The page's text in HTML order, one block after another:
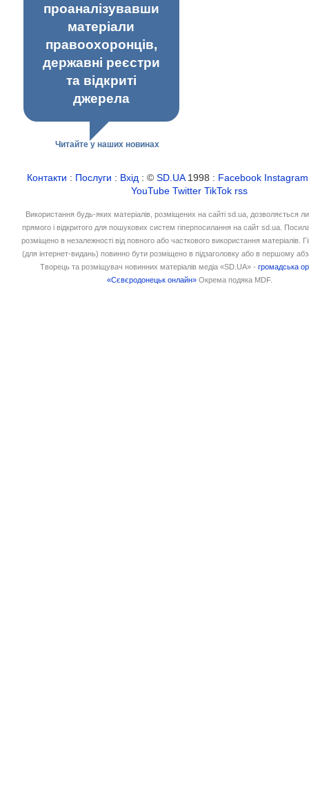
проаналізувавши
матеріали
правоохоронців,
державні реєстри
та відкриті
джерела
Читайте у наших новинах
Контакти : Послуги : Вхід : ©SD.UA1998 : Facebook Instagram
YouTube Twitter TikTok rss
Використання будь-яких матеріалів, розміщених на сайті sd.ua, дозволяється
прямого і відкритого для пошукових систем гіперпосилання на сайт sd.ua.
розміщено в незалежності від повного або часткового використання матеріалів.
(для інтернет-видань) повинно бути розміщено в підзаголовку або в першому
Творець та розміщувач новинних матеріалів медіа «SD.UA» -громадська
«Сєвєродонецьк онлайн» Окрема подяка MDF.